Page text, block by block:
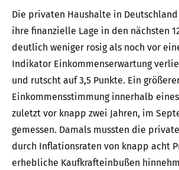
Die privaten Haushalte in
ihre finanzielle Lage in den nächsten
deutlich weniger rosig als noch vor
Indikator Einkommenserwartung
und rutscht auf 3,5 Punkte. Ein
Einkommensstimmung innerhalb
zuletzt vor knapp zwei Jahren, im
gemessen. Damals mussten die
durch Inflationsraten von knapp acht
erhebliche Kaufkrafteinbußen